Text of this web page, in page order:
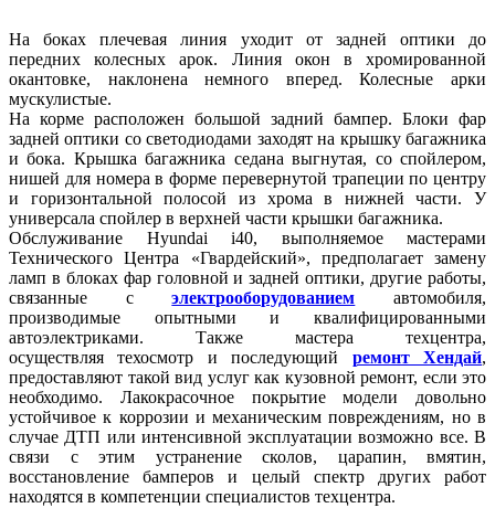
На боках плечевая линия уходит от задней оптики до
передних колесных арок. Линия окон в хромированной
окантовке, наклонена немного вперед. Колесные арки
мускулистые.
На корме расположен большой задний бампер. Блоки фар
задней оптики со светодиодами заходят на крышку багажника
и бока. Крышка багажника седана выгнутая, со спойлером,
нишей для номера в форме перевернутой трапеции по центру
и горизонтальной полосой из хрома в нижней части. У
универсала спойлер в верхней части крышки багажника.
Обслуживание Hyundai i40, выполняемое мастерами
Технического Центра «Гвардейский», предполагает замену
ламп в блоках фар головной и задней оптики, другие работы,
связанные сэлектрооборудованием автомобиля,
производимые опытными и квалифицированными
автоэлектриками. Также мастера техцентра,
осуществляя техосмотр и последующий ремонт Хендай,
предоставляют такой вид услуг как кузовной ремонт, если это
необходимо. Лакокрасочное покрытие модели довольно
устойчивое к коррозии и механическим повреждениям, но в
случае ДТП или интенсивной эксплуатации возможно все. В
связи с этим устранение сколов, царапин, вмятин,
восстановление бамперов и целый спектр других работ
находятся в компетенции специалистов техцентра.